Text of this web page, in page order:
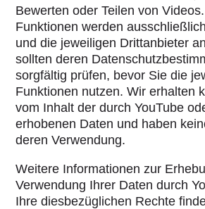
Bewerten oder Teilen von
Funktionen werden
und die jeweiligen Drittanbieter
sollten deren
sorgfältig prüfen, bevor Sie die
Funktionen nutzen. Wir erhalten
vom Inhalt der durch YouTube
erhobenen Daten und haben
deren Verwendung.
Weitere Informationen zur
Verwendung Ihrer Daten durch
Ihre diesbezüglichen Rechte